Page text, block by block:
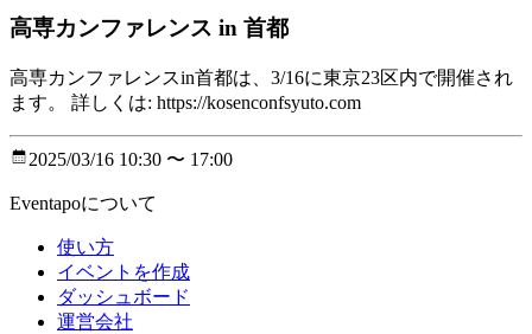
高専カンファレンス in 首都
高専カンファレンスin首都は、3/16に東京23区内で開催され
ます。 詳しくは: https://kosenconfsyuto.com
2025/03/16 10:30 〜 17:00
Eventapoについて
使い方
イベントを作成
ダッシュボード
運営会社